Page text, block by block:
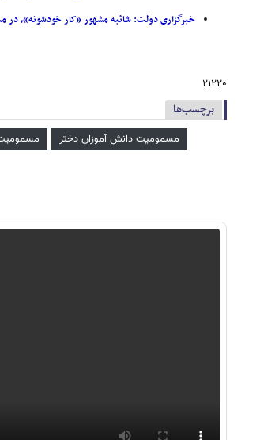
خبرگزاری دولت: شائبه مشهور «کار خودشونه»، در
۲۱۲۲۰
برچسب‌ها
مسمومیت دانش آموزان دختر